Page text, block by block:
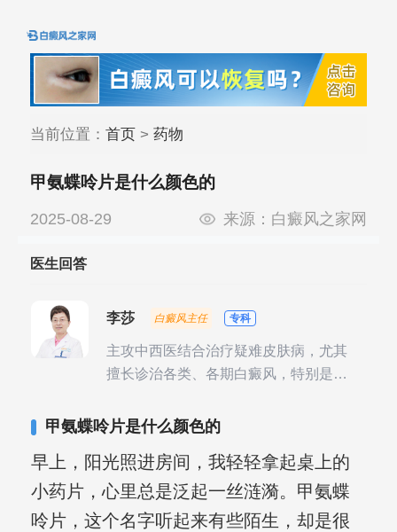
当前位置： 首页> 药物
甲氨蝶呤片是什么颜色的
2025-08-29 来源： 白癜风之家网
医生回答
李莎 白癜风主任 专科
主攻中西医结合治疗疑难皮肤病，尤其
擅长诊治各类、各期白癜风，特别是对
复发期;临床运用中医的辨证施治，理法
甲氨蝶呤片是什么颜色的
早上，阳光照进房间，我轻轻拿起桌上的
小药片，心里总是泛起一丝涟漪。甲氨蝶
呤片，这个名字听起来有些陌生，却是很